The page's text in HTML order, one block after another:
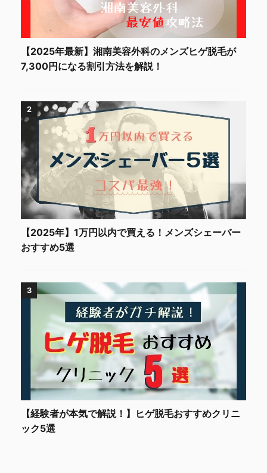
【2025年最新】湘南美容外科のメンズヒゲ脱毛が
7,300円になる割引方法を解説！
2
【2025年】1万円以内で買える！メンズシェーバー
おすすめ5選
3
【経験者が本気で解説！】ヒゲ脱毛おすすめクリニ
ック5選